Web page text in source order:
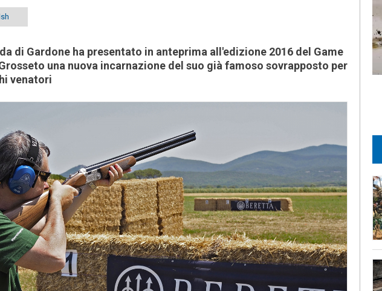
di Gardone ha presentato in anteprima all'edizione 2016 del Game
una nuova incarnazione del suo già famoso sovrapposto per
venatori